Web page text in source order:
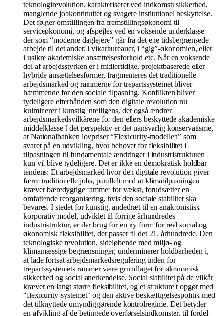
teknologirevolution, karakteriseret ved indkomstusikkerhed,
manglende jobkontinuitet og svagere institutionel beskyttelse.
Det følger omstillingen fra fremstillingsøkonomi til
serviceøkonomi, og afspejles ved en voksende underklasse
der som “moderne daglejere” går fra det ene tidsbegrænsede
arbejde til det andet; i vikarbureauer, i “gig”-økonomien, eller
i usikre akademiske ansættelsesforhold etc. Når en voksende
del af arbejdsstyrken er i midlertidige, projektbaserede eller
hybride ansættelsesformer, fragmenteres det traditionelle
arbejdsmarked og rammerne for trepartssystemet bliver
hæmmende for den sociale tilpasning. Konflikten bliver
tydeligere efterhånden som den digitale revolution nu
kulminerer i kunstig intelligens, der også ændrer
arbejdsmarkedsvilkårene for den ellers beskyttede akademiske
middelklasse I det perspektiv er det uansvarlig konservatisme,
at Nationalbanken lovpriser “Flexicurity-modellen” som
svaret på en udvikling, hvor behovet for fleksibilitet i
tilpasningen til fundamentale ændringer i industristrukturen
kun vil blive tydeligere. Det er ikke en demokratisk holdbar
tendens: Et arbejdsmarked hvor den digitale revolution giver
færre traditionelle jobs, parallelt med at klimatilpasningen
kræver bæredygtige rammer for vækst, forudsætter en
omfattende reorganisering, hvis den sociale stabilitet skal
bevares. I stedet for kunstigt åndedræt til en anakronistisk
korporativ model, udviklet til forrige århundredes
industristruktur, er der brug for en ny form for reel social og
økonomisk fleksibilitet, der passer til det 21. århundrede. Den
teknologiske revolution, sideløbende med miljø- og
klimamæssige begrænsninger, underminerer holdbarheden i,
at lade fortsat arbejdsmarkedsregulering inden for
trepartssystemets rammer være grundlaget for økonomisk
sikkerhed og social anerkendelse. Social stabilitet på de vilkår
kræver en langt større fleksibilitet, og et strukturelt opgør med
“flexicurity-systemet” og den aktive beskæftigelsespolitik med
det tilknyttede umyndiggørende kontrolregime. Det betyder
en afvikling af de betingede overførselsindkomster, til fordel